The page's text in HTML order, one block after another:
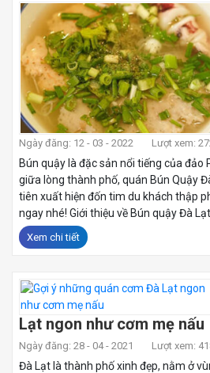
Ngày đăng: 12 - 03 - 2022 Lượt xem:
Bún quậy là đặc sản nổi tiếng của đảo
giữa lòng thành phố, quán Bún Quậy
tiên xuất hiện đốn tim du khách thập
ngay nhé! Giới thiệu về Bún quậy Đà Lạt
Xem chi tiết
Lạt ngon như cơm mẹ nấu
Ngày đăng: 28 - 04 - 2021 Lượt xem:
Đà Lạt là thành phố xinh đẹp, nằm ở